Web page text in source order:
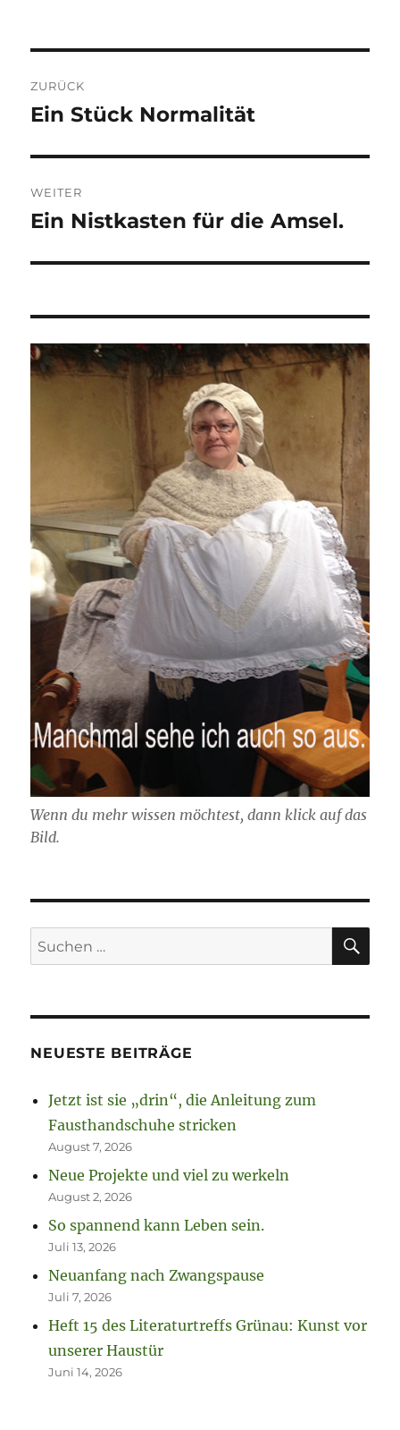
ZURÜCK
Vorheriger
Ein Stück Normalität
WEITER
Nächster
Ein Nistkasten für die Amsel.
Wenn du mehr wissen möchtest, dann klick auf das
Bild.
Suchen
nach:
NEUESTE BEITRÄGE
Jetzt ist sie „drin“, die Anleitung zum
Fausthandschuhe stricken
August 7, 2026
Neue Projekte und viel zu werkeln
August 2, 2026
So spannend kann Leben sein.
Juli 13, 2026
Neuanfang nach Zwangspause
Juli 7, 2026
Heft 15 des Literaturtreffs Grünau: Kunst vor
unserer Haustür
Juni 14, 2026